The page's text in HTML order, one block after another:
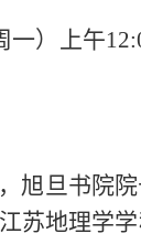
）上午
旭旦书院
苏地理学